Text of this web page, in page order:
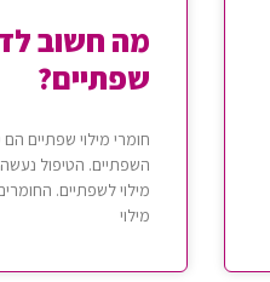
מה חשוב
שפתיים?
חומרי מילוי שפתיים
השפתיים. הטיפול
מילוי לשפתיים.
מילוי